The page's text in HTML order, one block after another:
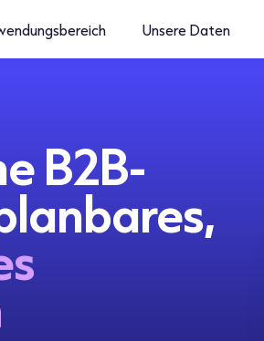
Unsere Daten
B2B-